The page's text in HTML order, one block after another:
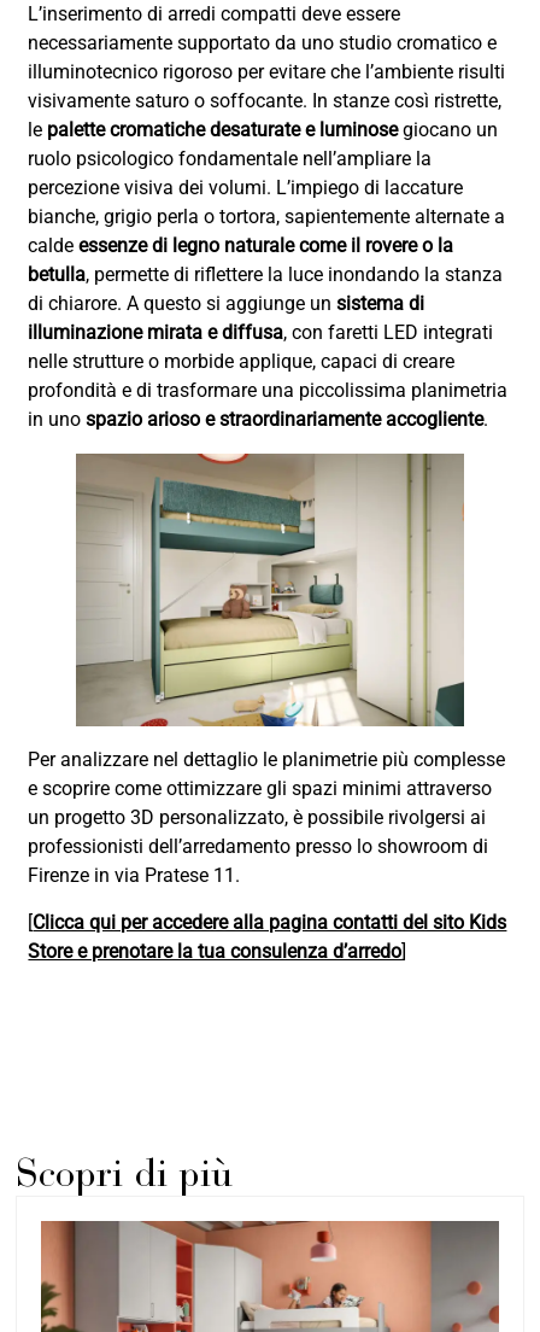
L’inserimento di arredi compatti deve essere
necessariamente supportato da uno studio cromatico e
illuminotecnico rigoroso per evitare che l’ambiente risulti
visivamente saturo o soffocante. In stanze così ristrette,
le palette cromatiche desaturate e luminosegiocano un
ruolo psicologico fondamentale nell’ampliare la
percezione visiva dei volumi. L’impiego di laccature
bianche, grigio perla o tortora, sapientemente alternate a
caldeessenze di legno naturale come il rovere o la
betulla, permette di riflettere la luce inondando la stanza
di chiarore. A questo si aggiunge unsistema di
illuminazione mirata e diffusa, con faretti LED integrati
nelle strutture o morbide applique, capaci di creare
profondità e di trasformare una piccolissima planimetria
in unospazio arioso e straordinariamente accogliente.
Per analizzare nel dettaglio le planimetrie più complesse
e scoprire come ottimizzare gli spazi minimi attraverso
un progetto 3D personalizzato, è possibile rivolgersi ai
professionisti dell’arredamento presso lo showroom di
Firenze in via Pratese 11.
[Clicca qui per accedere alla pagina contatti del sito Kids
Store e prenotare la tua consulenza d’arredo]
Scopri di più